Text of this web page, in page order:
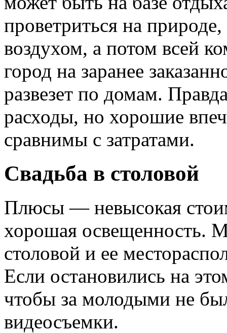
проветриться на
воздухом, а потом всей
город на заранее
развезет по домам.
расходы, но хорошие
сравнимы с затратами.
Свадьба в столовой
Плюсы — невысокая
хорошая освещенность.
столовой и ее
Если остановились на
чтобы за молодыми не
видеосъемки.